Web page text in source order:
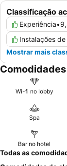
Classificação
Experiência•
Instalações
Mostrar mais
Wi-fi no lobby
Spa
Bar no hotel
Todas as